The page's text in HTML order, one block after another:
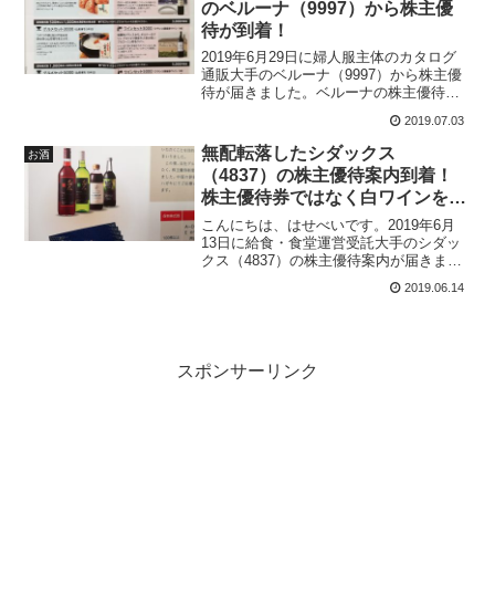
のベルーナ（9997）から株主優
待が到着！
2019年6月29日に婦人服主体のカタログ
通販大手のベルーナ（9997）から株主優
待が届きました。ベルーナの株主優待は
が、含み損は5万円弱まで膨れ上がってい
ます。100株保有だとフランス金賞赤ワイ
ン1本か南紀の幻という梅干しから1つ選
ぶことができます。梅干しはUSMHの株
主優待で補充しているので、貴重なワイ
ン銘柄として、毎回ワインを選んでいま
す。株価は1,000円割れが定着してしまっ
ていますので、含み損のせいで高級ワイ
ンとなっています。
2019.07.03
お酒
無配転落したシダックス
（4837）の株主優待案内到着！
株主優待券ではなく白ワインを選
びます！
こんにちは、はせべいです。2019年6月
13日に給食・食堂運営受託大手のシダッ
クス（4837）の株主優待案内が届きまし
オケといえばシダックスでしたが、カラ
2019.06.14
スポンサーリンク